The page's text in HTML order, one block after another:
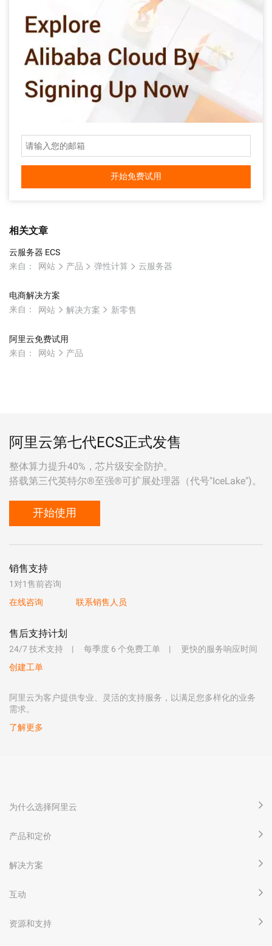
开始免费试用
相关文章
云服务器 ECS
来自：
网站 产品 弹性计算 云服务器
电商解决方案
来自：
网站 解决方案 新零售
阿里云免费试用
来自：
网站 产品
阿里云第七代ECS正式发售
整体算力提升40%，芯片级安全防护。
搭载第三代英特尔®至强®可扩展处理器（代号"IceLake")。
开始使用
销售支持
1对1售前咨询
在线咨询
联系销售人员
售后支持计划
24/7 技术支持 每季度 6 个免费工单
更快的服务响应时间
创建工单
阿里云为客户提供专业、灵活的支持服务，以满足您多样化的业务
需求。
了解更多
为什么选择阿里云
产品和定价
解决方案
互动
资源和支持